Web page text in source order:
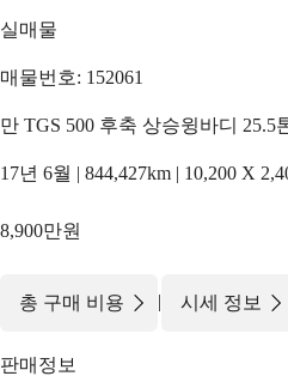
실매물
매물번호: 152061
만 TGS 500 후축 상승윙바디 25.5
17년 6월 | 844,427km | 10,200 X
8,900만원
총 구매 비용 | 시세 정보
판매정보